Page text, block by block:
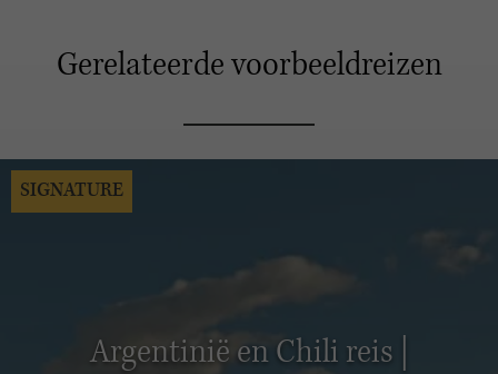
Gerelateerde voorbeeldreizen
Argentinië en Chili reis |
SIGNATURE